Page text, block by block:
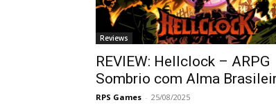
Reviews
REVIEW: Hellclock – ARPG
Sombrio com Alma
RPS Games - 25/08/2025